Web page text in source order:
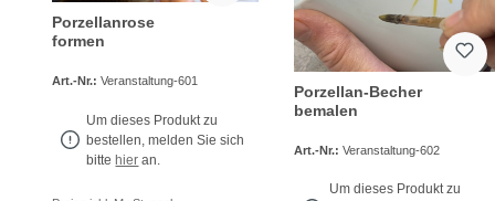
Porzellanrose
formen
Art.-Nr.:Veranstaltung-601
Um dieses Produkt zu
bestellen, melden Sie sich
bittehier an.
Porzellan-Becher
bemalen
Art.-Nr.:Veranstaltung-602
Um dieses Produkt zu